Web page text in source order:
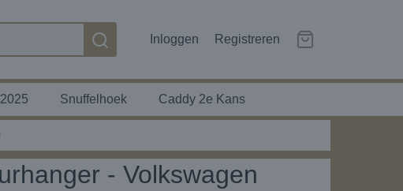
Inloggen Registreren
Snuffelhoek Caddy 2e Kans
- Volkswagen